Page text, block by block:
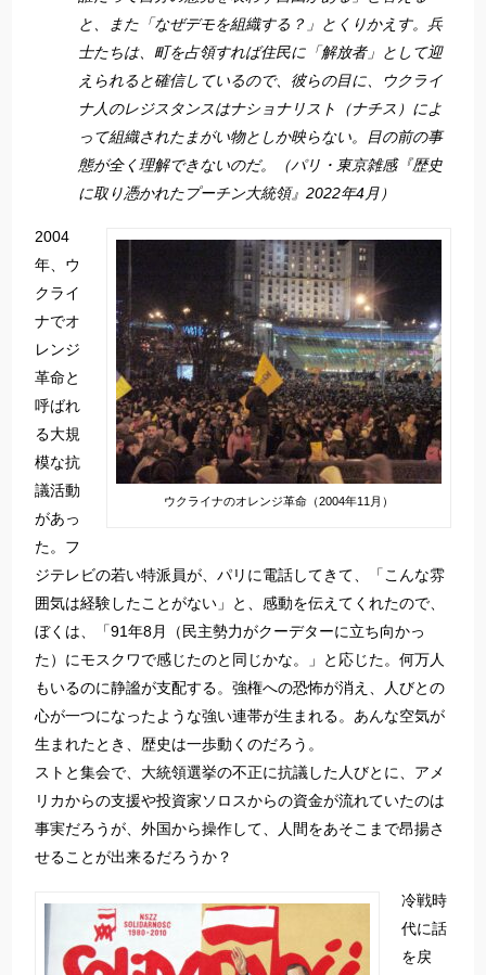
と、また「なぜデモを組織する？」とくりかえす。兵
士たちは、町を占領すれば住民に「解放者」として迎
えられると確信しているので、彼らの目に、ウクライ
ナ人のレジスタンスはナショナリスト（ナチス）によ
って組織されたまがい物としか映らない。目の前の事
態が全く理解できないのだ。（パリ・東京雑感『歴史
に取り憑かれたプーチン大統領』2022年4月）
ウクライナのオレンジ革命（2004年11月）
2004
年、ウ
クライ
ナでオ
レンジ
革命と
呼ばれ
る大規
模な抗
議活動
があっ
た。フ
ジテレビの若い特派員が、パリに電話してきて、「こんな雰
囲気は経験したことがない」と、感動を伝えてくれたので、
ぼくは、「91年8月（民主勢力がクーデターに立ち向かっ
た）にモスクワで感じたのと同じかな。」と応じた。何万人
もいるのに静謐が支配する。強権への恐怖が消え、人びとの
心が一つになったような強い連帯が生まれる。あんな空気が
生まれたとき、歴史は一歩動くのだろう。
ストと集会で、大統領選挙の不正に抗議した人びとに、アメ
リカからの支援や投資家ソロスからの資金が流れていたのは
事実だろうが、外国から操作して、人間をあそこまで昂揚さ
せることが出来るだろうか？
冷戦時
代に話
を戻